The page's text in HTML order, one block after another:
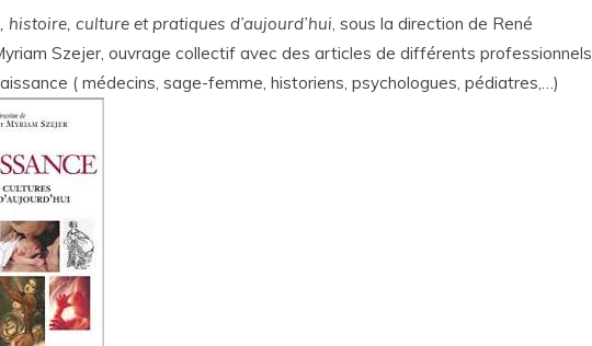
histoire, culture et pratiques d’aujourd’hui, sous la direction de René
Szejer, ouvrage collectif avec des articles de différents professionnels
( médecins, sage-femme, historiens, psychologues, pédiatres,…)